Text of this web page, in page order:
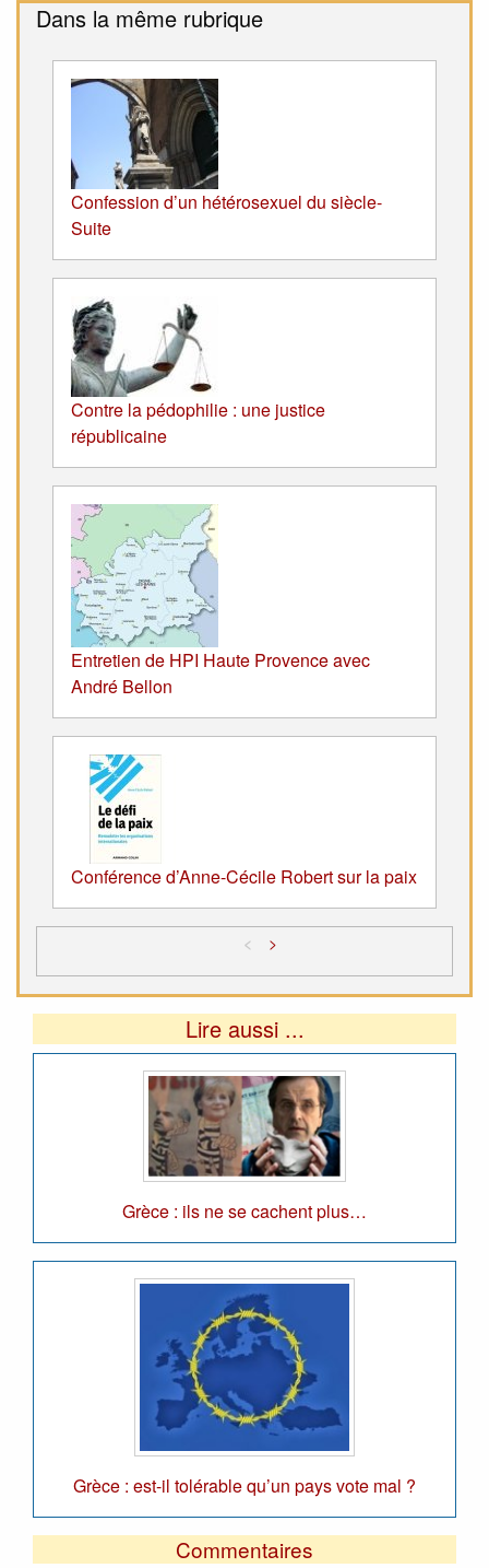
Dans la même rubrique
Confession d’un hétérosexuel du siècle-
Suite
Contre la pédophilie : une justice
républicaine
Entretien de HPI Haute Provence avec
André Bellon
Conférence d’Anne-Cécile Robert sur la paix
< >
Lire aussi ...
Grèce : ils ne se cachent plus…
Grèce : est-il tolérable qu’un pays vote mal ?
Commentaires